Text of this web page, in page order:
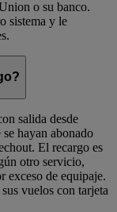
o su banco.
sistema y le
salida desde
hayan abonado
El recargo es
otro servicio,
exceso de equipaje.
vuelos con tarjeta